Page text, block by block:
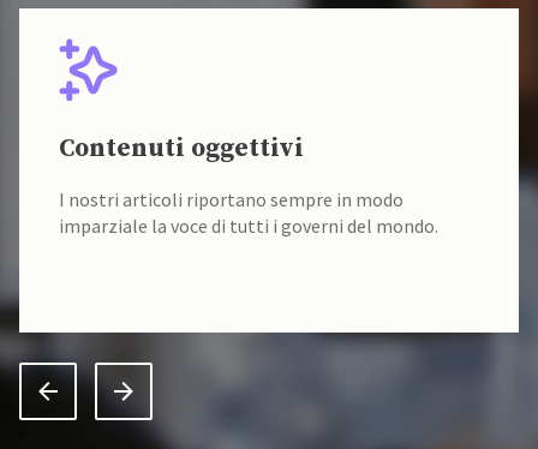
Contenuti oggettivi
I nostri articoli riportano sempre in modo
imparziale la voce di tutti i governi del mondo.